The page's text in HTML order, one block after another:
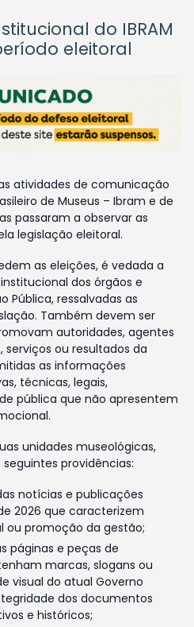
do IBRAM
eleitoral
atividades de comunicação
de Museus – Ibram e de
passaram a observar as
legislação eleitoral.
as eleições, é vedada a
dos órgãos e
Pública, ressalvadas as
Também devem ser
autoridades, agentes
serviços ou resultados da
as informações
técnicas, legais,
pública que não apresentem
unidades museológicas,
providências:
notícias e publicações
2026 que caracterizem
ou promoção da gestão;
páginas e peças de
marcas, slogans ou
visual do atual Governo
dos documentos
e históricos;